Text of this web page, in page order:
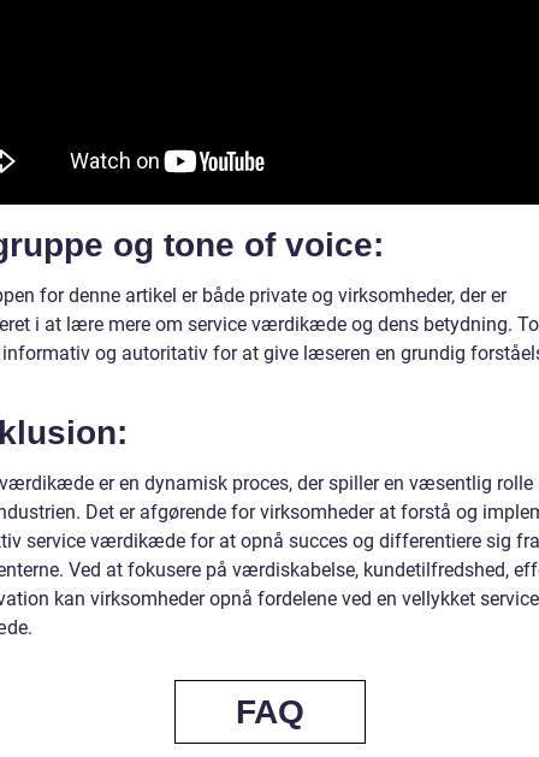
og tone of voice:
for denne artikel er både private og virksomheder, der er
i at lære mere om service værdikæde og dens betydning.
informativ og autoritativ for at give læseren en grundig
er en dynamisk proces, der spiller en væsentlig rolle
Det er afgørende for virksomheder at forstå og
service værdikæde for at opnå succes og differentiere sig fra
Ved at fokusere på værdiskabelse, kundetilfredshed,
kan virksomheder opnå fordelene ved en vellykket service
FAQ